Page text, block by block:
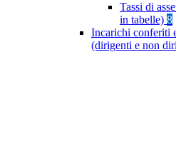
Tassi di
in tabelle) 8
Incarichi conferiti
(dirigenti e non